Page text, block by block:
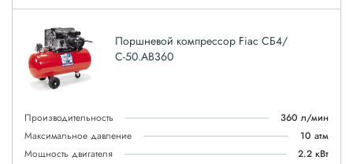
Поршневой компрессор Fiac СБ4/
С-50.AB360
Производительность
360 л/мин
Максимальное давление
10 атм
Мощность двигателя
2.2 кВт